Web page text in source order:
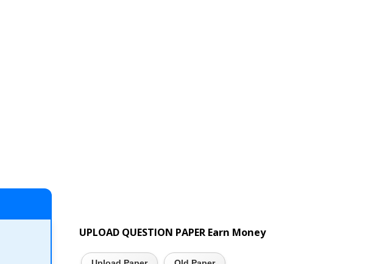
UPLOAD QUESTION PAPER Earn Money